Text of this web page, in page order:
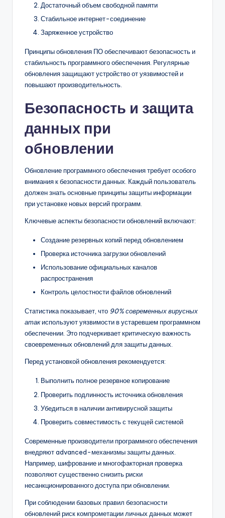
Достаточный объем свободной памяти
Стабильное интернет-соединение
Заряженное устройство
Принципы обновления ПО обеспечивают безопасность и
стабильность программного обеспечения. Регулярные
обновления защищают устройство от уязвимостей и
повышают производительность.
Безопасность и защита
данных при
обновлении
Обновление программного обеспечения требует особого
внимания к безопасности данных. Каждый пользователь
должен знать основные принципы защиты информации
при установке новых версий программ.
Ключевые аспекты безопасности обновлений включают:
Создание резервных копий перед обновлением
Проверка источника загрузки обновлений
Использование официальных каналов
распространения
Контроль целостности файлов обновлений
Статистика показывает, что 90% современных вирусных
атакиспользуют уязвимости в устаревшем программном
обеспечении. Это подчеркивает критическую важность
своевременных обновлений для защиты данных.
Перед установкой обновления рекомендуется:
Выполнить полное резервное копирование
Проверить подлинность источника обновления
Убедиться в наличии антивирусной защиты
Проверить совместимость с текущей системой
Современные производители программного обеспечения
внедряют advanced-механизмы защиты данных.
Например, шифрование и многофакторная проверка
позволяют существенно снизить риски
несанкционированного доступа при обновлении.
При соблюдении базовых правил безопасности
обновлений риск компрометации личных данных может